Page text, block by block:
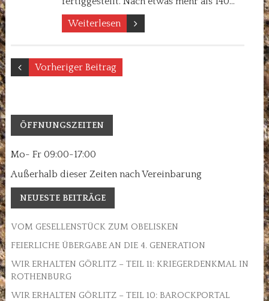
Weiterlesen
Vorheriger Beitrag
ÖFFNUNGSZEITEN
Mo- Fr 09:00-17:00
Außerhalb dieser Zeiten nach Vereinbarung
NEUESTE BEITRÄGE
VOM GESELLENSTÜCK ZUM OBELISKEN
FEIERLICHE ÜBERGABE AN DIE 4. GENERATION
WIR ERHALTEN GÖRLITZ – TEIL 11: KRIEGERDENKMAL IN
ROTHENBURG
WIR ERHALTEN GÖRLITZ – TEIL 10: BAROCKPORTAL